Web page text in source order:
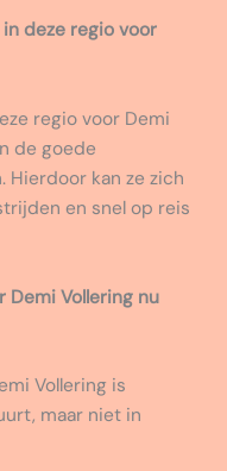
deze regio voor
regio voor Demi
de goede
kan ze zich
en snel op reis
Demi Vollering nu
Vollering is
maar niet in